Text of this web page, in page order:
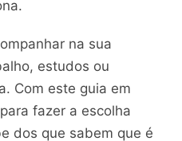
na sua
estudos ou
Com este guia em
fazer a escolha
dos que sabem que é